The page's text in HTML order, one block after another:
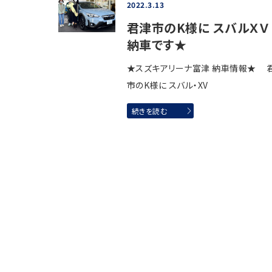
2022.3.13
君津市のK様に スバルＸ
納車です★
★スズキアリーナ富津 納車情報★
市のK様に スバル・XV
続きを読む